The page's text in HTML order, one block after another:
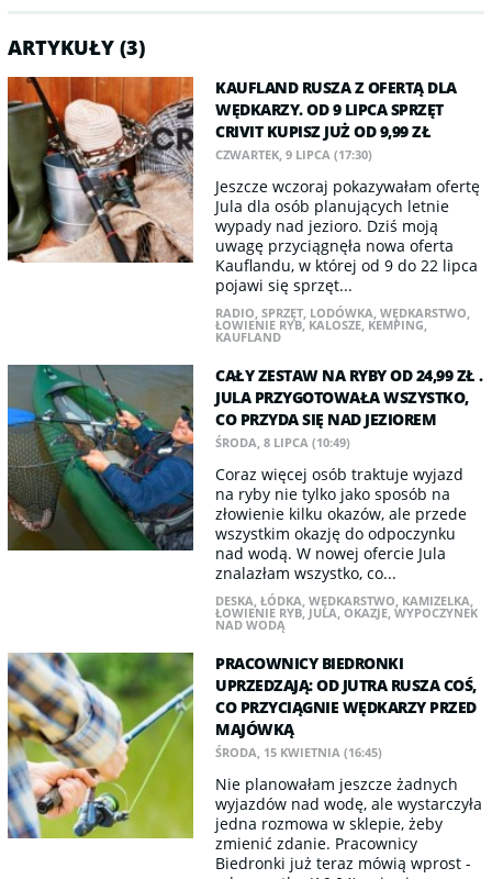
ARTYKUŁY (3)
KAUFLAND RUSZA Z OFERTĄ DLA
WĘDKARZY. OD 9 LIPCA SPRZĘT
CRIVIT KUPISZ JUŻ OD 9,99 ZŁ
CZWARTEK, 9 LIPCA (17:30)
Jeszcze wczoraj pokazywałam ofertę
Jula dla osób planujących letnie
wypady nad jezioro. Dziś moją
uwagę przyciągnęła nowa oferta
Kauflandu, w której od 9 do 22 lipca
pojawi się sprzęt...
RADIO,SPRZĘT, LODÓWKA,WĘDKARSTWO,
ŁOWIENIE RYB, KALOSZE, KEMPING,
KAUFLAND
CAŁY ZESTAW NA RYBY OD 24,99 ZŁ .
JULA PRZYGOTOWAŁA WSZYSTKO,
CO PRZYDA SIĘ NAD JEZIOREM
ŚRODA, 8 LIPCA (10:49)
Coraz więcej osób traktuje wyjazd
na ryby nie tylko jako sposób na
złowienie kilku okazów, ale przede
wszystkim okazję do odpoczynku
nad wodą. W nowej ofercie Jula
znalazłam wszystko, co...
DESKA,ŁÓDKA,WĘDKARSTWO, KAMIZELKA,
ŁOWIENIE RYB, JULA,OKAZJE,WYPOCZYNEK
NAD WODĄ
PRACOWNICY BIEDRONKI
UPRZEDZAJĄ: OD JUTRA RUSZA COŚ,
CO PRZYCIĄGNIE WĘDKARZY PRZED
MAJÓWKĄ
ŚRODA, 15 KWIETNIA (16:45)
Nie planowałam jeszcze żadnych
wyjazdów nad wodę, ale wystarczyła
jedna rozmowa w sklepie, żeby
zmienić zdanie. Pracownicy
Biedronki już teraz mówią wprost -